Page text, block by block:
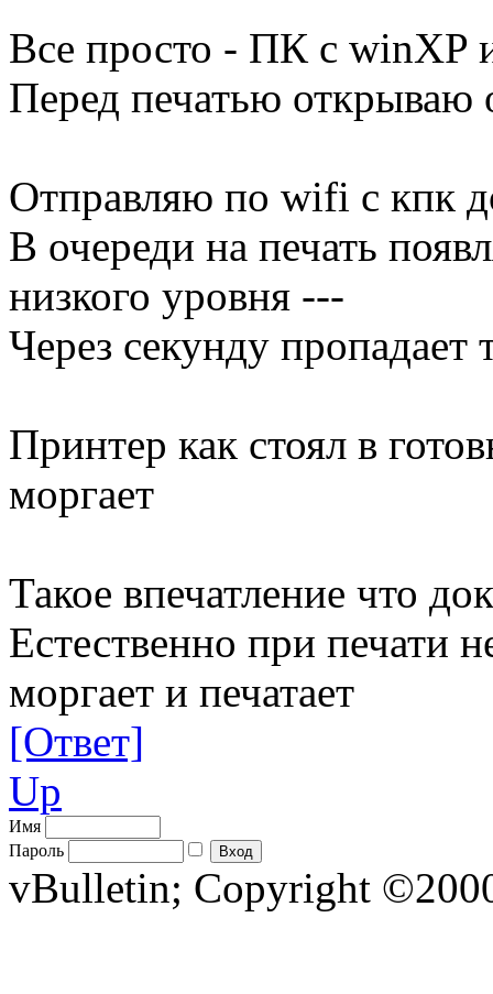
Все просто - ПК с winXP
Перед печатью открываю
Отправляю по wifi с кпк
В очереди на печать
низкого уровня ---
Через секунду пропадает
Принтер как стоял в
моргает
Такое впечатление что
Естественно при печати
моргает и печатает
[Ответ]
Up
Имя
Пароль
vBulletin; Copyright